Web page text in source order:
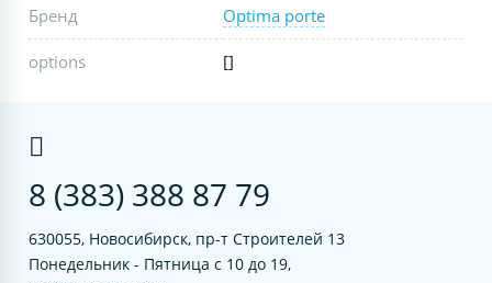
Бренд Optima porte
options []
8 (383) 388 87 79
630055, Новосибирск, пр-т Строителей 13
Понедельник - Пятница с 10 до 19,